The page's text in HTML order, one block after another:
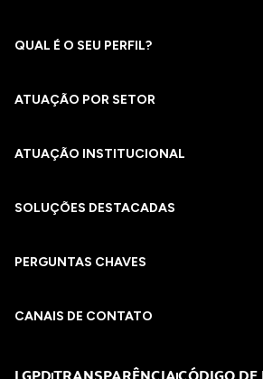
QUAL É O SEU PERFIL?
ATUAÇÃO POR SETOR
ATUAÇÃO INSTITUCIONAL
SOLUÇÕES DESTACADAS
PERGUNTAS CHAVES​
CANAIS DE CONTATO